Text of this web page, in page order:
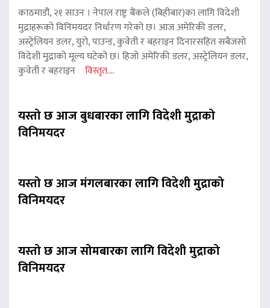
काठमाडौं, २१ साउन । नेपाल राष्ट्र बैंकले (बिहीबार)का लागि विदेशी
मुद्राहरूको विनिमयदर निर्धारण गरेको छ। आज अमेरिकी डलर,
अस्ट्रेलियन डलर, युरो, पाउन्ड, कुवेती र बहराइन दिनारसहित सबैजसो
विदेशी मुद्राको मूल्य घटेको छ। हिजो अमेरिकी डलर, अस्ट्रेलियन डलर,
कुवेती र बहराइन विस्तृत....
यस्तो छ आज बुधबारका लागि विदेशी मुद्राको
विनिमयदर
यस्तो छ आज मंगलबारका लागि विदेशी मुद्राको
विनिमयदर
यस्तो छ आज सोमबारका लागि विदेशी मुद्राको
विनिमयदर